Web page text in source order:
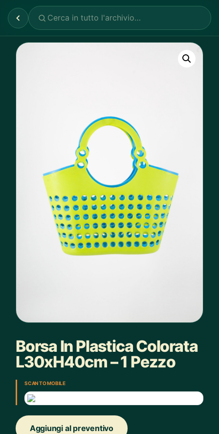
Borsa In Plastica Colorata
L30xH40cm – 1 Pezzo
SCAN TO MOBILE
Aggiungi al preventivo